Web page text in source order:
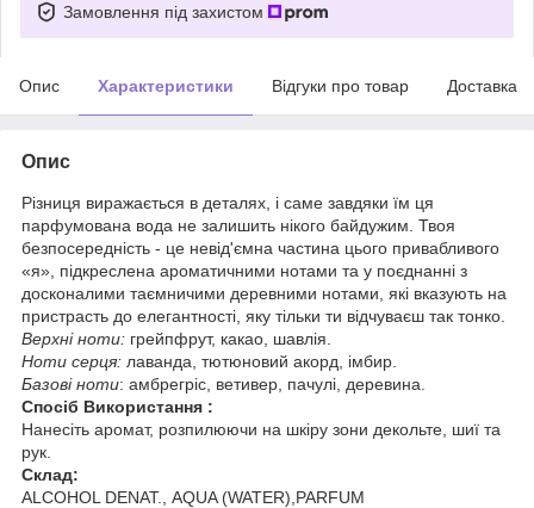
Замовлення під захистом
Опис Характеристики Відгуки про товар Доставка
Опис
Різниця виражається в деталях, і саме завдяки їм ця
парфумована вода не залишить нікого байдужим. Твоя
безпосередність - це невід'ємна частина цього привабливого
«я», підкреслена ароматичними нотами та у поєднанні з
досконалими таємничими деревними нотами, які вказують на
пристрасть до елегантності, яку тільки ти відчуваєш так тонко.
Верхні ноти: грейпфрут, какао, шавлія.
Ноти серця: лаванда, тютюновий акорд, імбир.
Базові ноти: амбрегріс, ветивер, пачулі, деревина.
Спосіб Використання :
Нанесіть аромат, розпилюючи на шкіру зони декольте, шиї та
рук.
Склад:
ALCOHOL DENAT., AQUA (WATER),PARFUM